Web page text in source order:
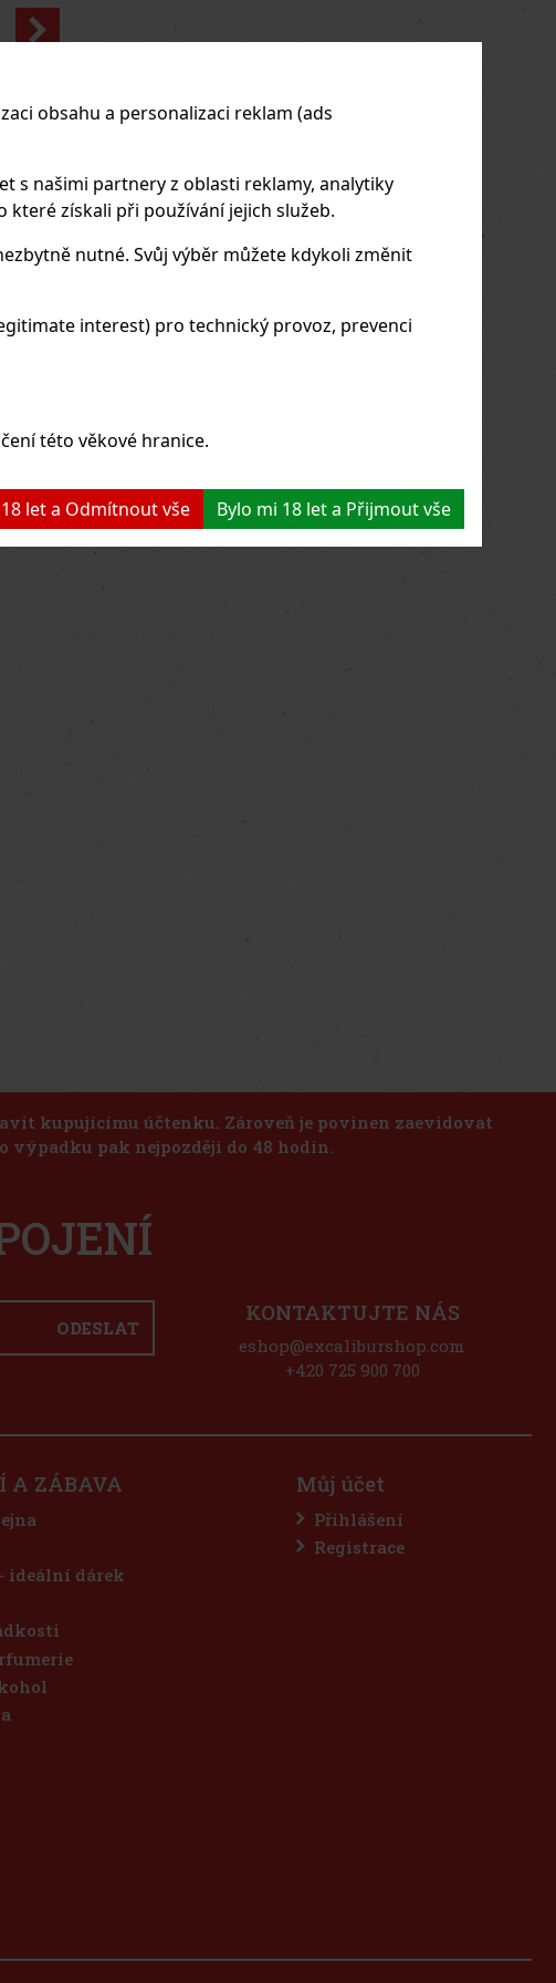
obsahu a personalizaci reklam (ads
s našimi partnery z oblasti reklamy, analytiky
získali při používání jejich služeb.
nutné. Svůj výběr můžete kdykoli změnit
interest) pro technický provoz, prevenci
této věkové hranice.
let a Odmítnout vše Bylo mi 18 let a Přijmout vše
Previous
kupujícímu účtenku. Zároveň je povinen zaevidovat
výpadku pak nejpozději do 48 hodin.
ODESLAT
KONTAKTUJTE NÁS
eshop@excaliburshop.com
+420 725 900 700
A ZÁBAVA
ideální dárek
Můj účet
Přihlášení
Registrace